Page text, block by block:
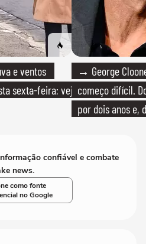
e ventos
sexta-feira; veja
→ George
começo difícil.
por dois anos e,
confiável e combate
news.
como fonte
no Google